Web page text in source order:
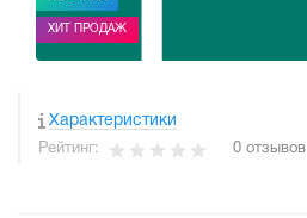
ХИТ ПРОДАЖ
Характеристики
Рейтинг: 0 отзывов